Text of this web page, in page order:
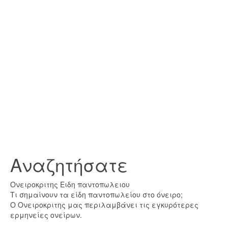
Αναζητήσατε
Ονειροκριτης Ειδη παντοπωλειου
Τι σημαίνουν τα είδη παντοπωλείου στο όνειρο;
Ο Ονειροκριτης μας περιλαμβάνει τις εγκυρότερες
ερμηνείες ονείρων.